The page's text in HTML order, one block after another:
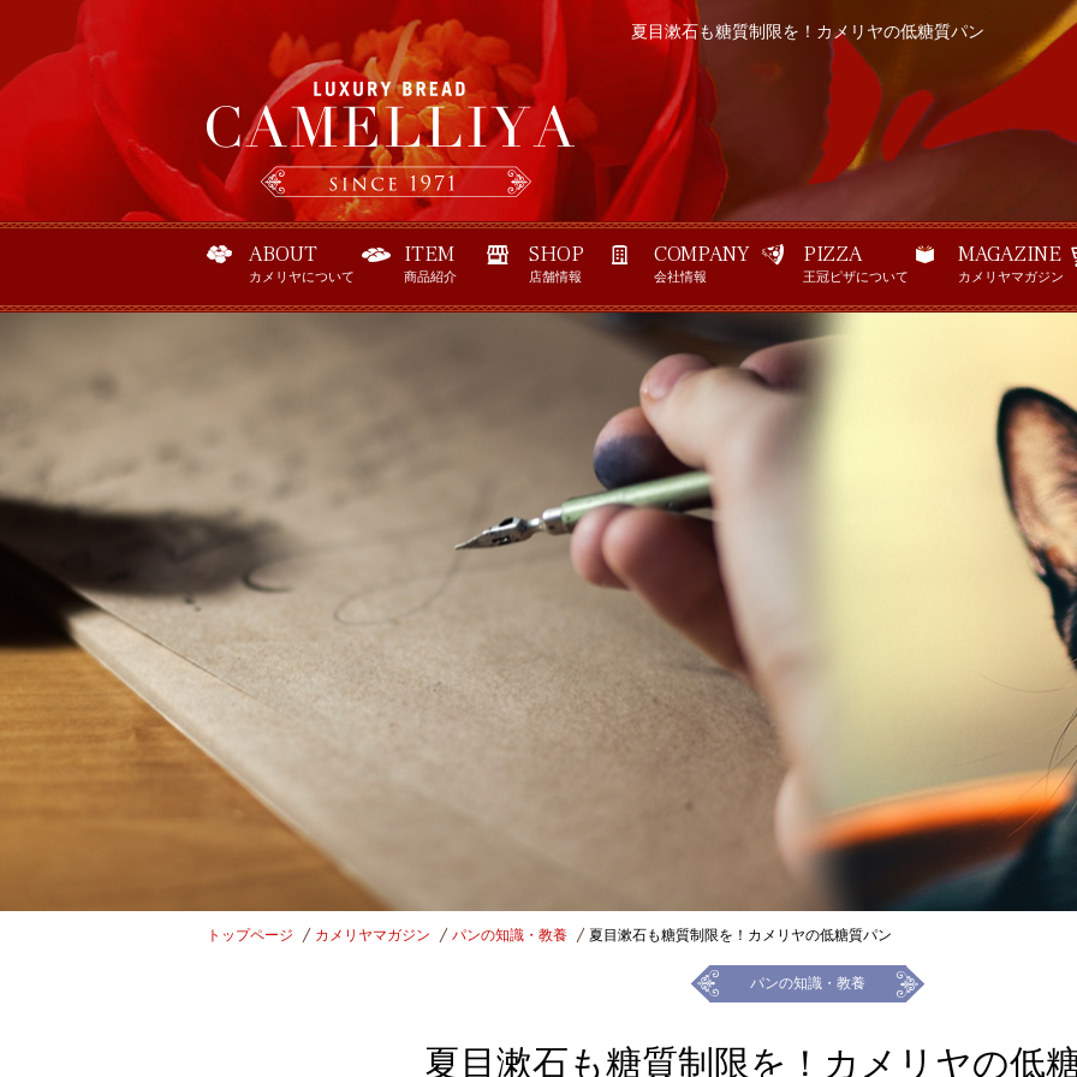
夏目漱石も糖質制限を！カメリヤの低糖質パン
ABOUT
カメリヤについて
ITEM
商品紹介
SHOP
店舗情報
COMPANY
会社情報
PIZZA
王冠ピザについて
MAGAZINE
カメリヤマガジン
トップページ カメリヤマガジン パンの知識・教養 夏目漱石も糖質制限を！カメリヤの低糖質パン
パンの知識・教養
夏目漱石も糖質制限を！カメリヤの低